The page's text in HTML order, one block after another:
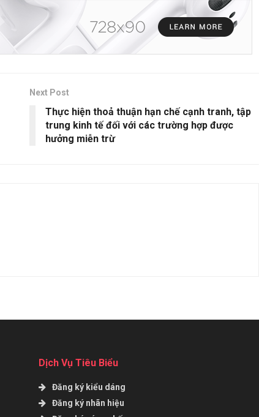
Next Post
Thực hiện thoả thuận hạn chế cạnh tranh, tập
trung kinh tế đối với các trường hợp được
hưởng miễn trừ
Dịch Vụ Tiêu Biểu
Đăng ký kiểu dáng
Đăng ký nhãn hiệu